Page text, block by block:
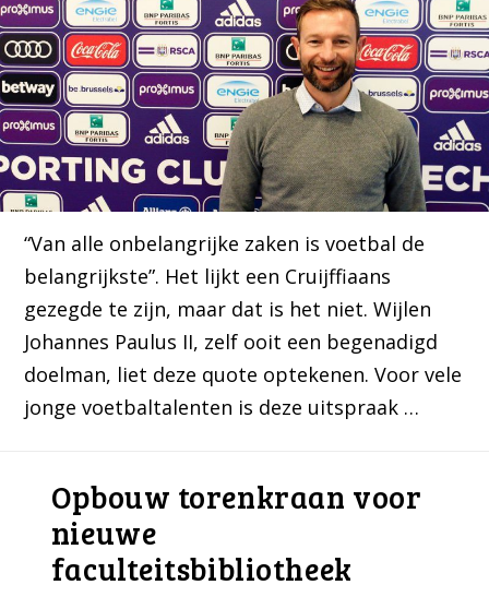
“Van alle onbelangrijke zaken is voetbal de
belangrijkste”. Het lijkt een Cruijffiaans
gezegde te zijn, maar dat is het niet. Wijlen
Johannes Paulus II, zelf ooit een begenadigd
doelman, liet deze quote optekenen. Voor vele
jonge voetbaltalenten is deze uitspraak …
Opbouw torenkraan voor
nieuwe
faculteitsbibliotheek